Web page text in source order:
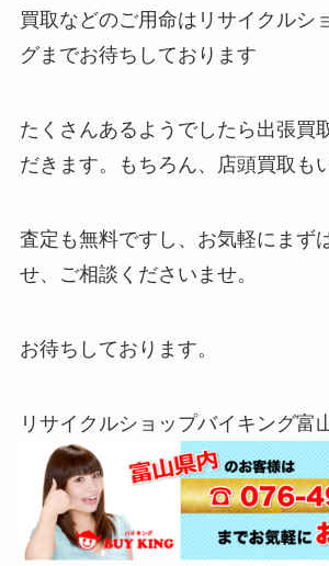
買取などのご用命はリサイクルシ
グまでお待ちしております
たくさんあるようでしたら出張買
だきます。もちろん、店頭買取も
査定も無料ですし、お気軽にまず
せ、ご相談くださいませ。
お待ちしております。
リサイクルショップバイキング富